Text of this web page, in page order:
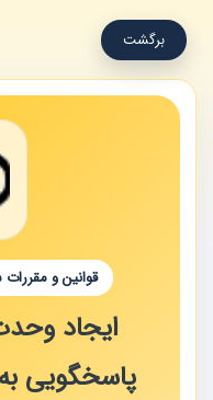
برگشت
قوانین و
ایجاد
پاسخگویی